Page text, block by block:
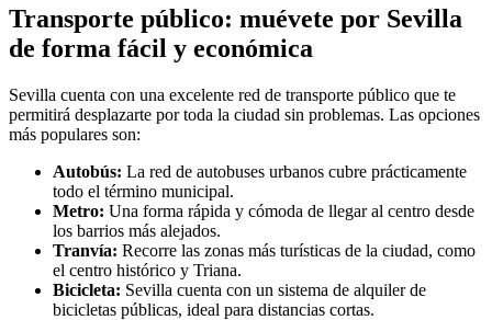
Transporte público: muévete por Sevilla
de forma fácil y económica
Sevilla cuenta con una excelente red de transporte público que te
permitirá desplazarte por toda la ciudad sin problemas. Las opciones
más populares son:
Autobús: La red de autobuses urbanos cubre prácticamente
todo el término municipal.
Metro: Una forma rápida y cómoda de llegar al centro desde
los barrios más alejados.
Tranvía: Recorre las zonas más turísticas de la ciudad, como
el centro histórico y Triana.
Bicicleta: Sevilla cuenta con un sistema de alquiler de
bicicletas públicas, ideal para distancias cortas.